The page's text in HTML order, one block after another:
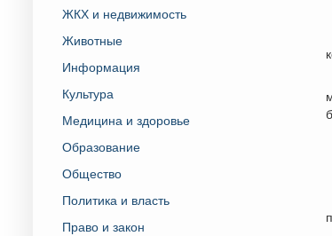
ЖКХ и недвижимость
Животные
Информация
Культура
Медицина и здоровье
Образование
Общество
Политика и власть
Право и закон